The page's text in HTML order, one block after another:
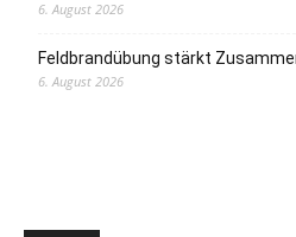
6. August 2026
Feldbrandübung stärkt
6. August 2026